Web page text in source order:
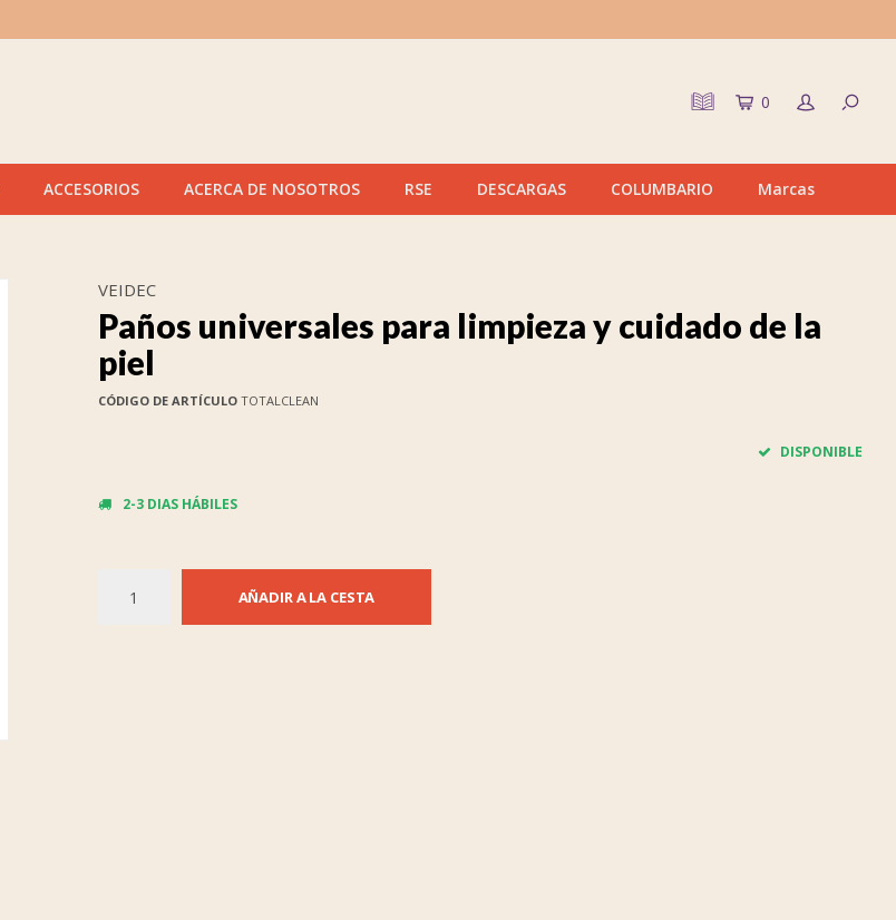
0
ACCESORIOS ACERCA DE NOSOTROS RSE DESCARGAS COLUMBARIO Marcas
VEIDEC
Paños universales para limpieza y cuidado de la
piel
CÓDIGO DE ARTÍCULOTOTALCLEAN
DISPONIBLE
2-3 DIAS HÁBILES
AÑADIR A LA CESTA